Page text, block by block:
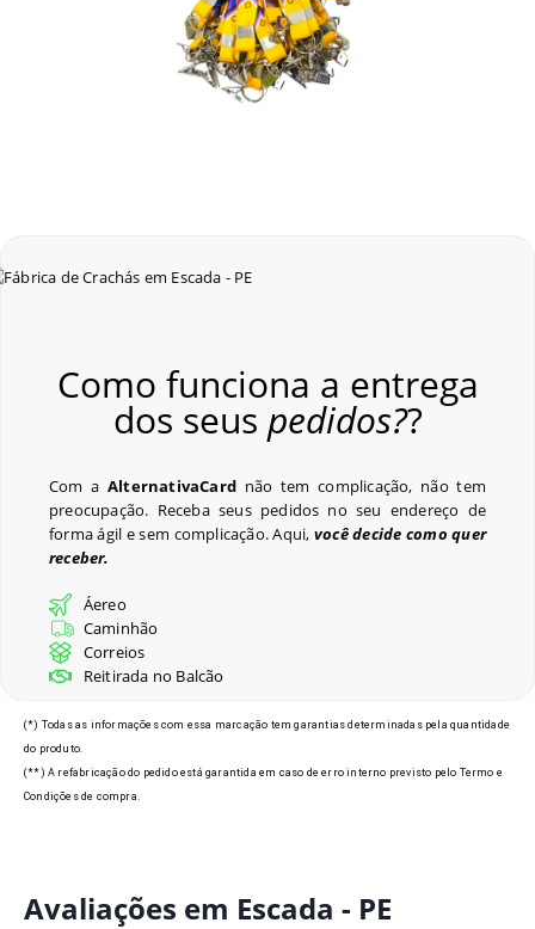
Como funciona a entrega
dos seus pedidos??
Com aAlternativaCard não tem complicação, não tem
preocupação. Receba seus pedidos no seu endereço de
forma ágil e sem complicação. Aqui, você decide como quer
receber.
Áereo
Caminhão
Correios
Reitirada no Balcão
(*) Todas as informações com essa marcação tem garantias determinadas pela quantidade
do produto.
(**) A refabricação do pedido está garantida em caso de erro interno previsto pelo Termo e
Condições de compra.
Avaliações em Escada - PE